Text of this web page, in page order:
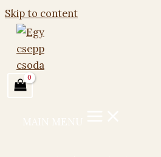
Skip to content